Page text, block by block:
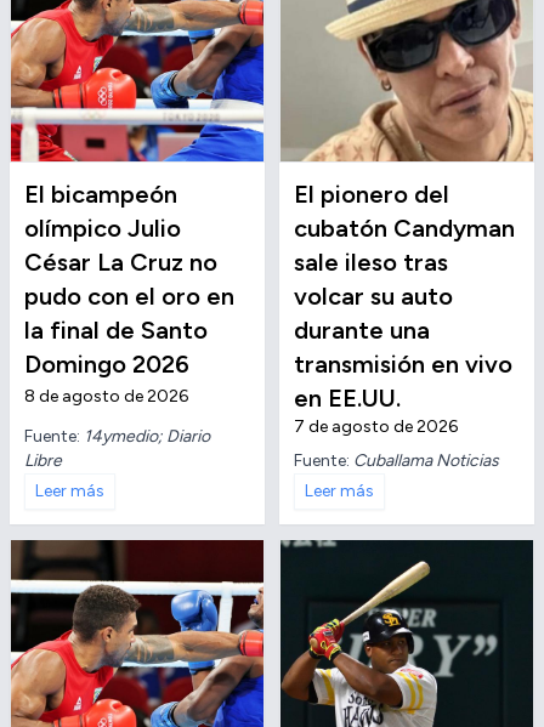
El bicampeón
olímpico Julio
César La Cruz no
pudo con el oro en
la final de Santo
Domingo 2026
8 de agosto de 2026
Fuente: 14ymedio; Diario
Libre
Leer más
El pionero del
cubatón Candyman
sale ileso tras
volcar su auto
durante una
transmisión en vivo
en EE.UU.
7 de agosto de 2026
Fuente: Cuballama Noticias
Leer más